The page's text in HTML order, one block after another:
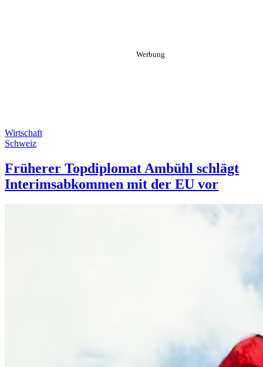
Wirtschaft
Schweiz
Früherer Topdiplomat Ambühl schlägt
Interimsabkommen mit der EU vor